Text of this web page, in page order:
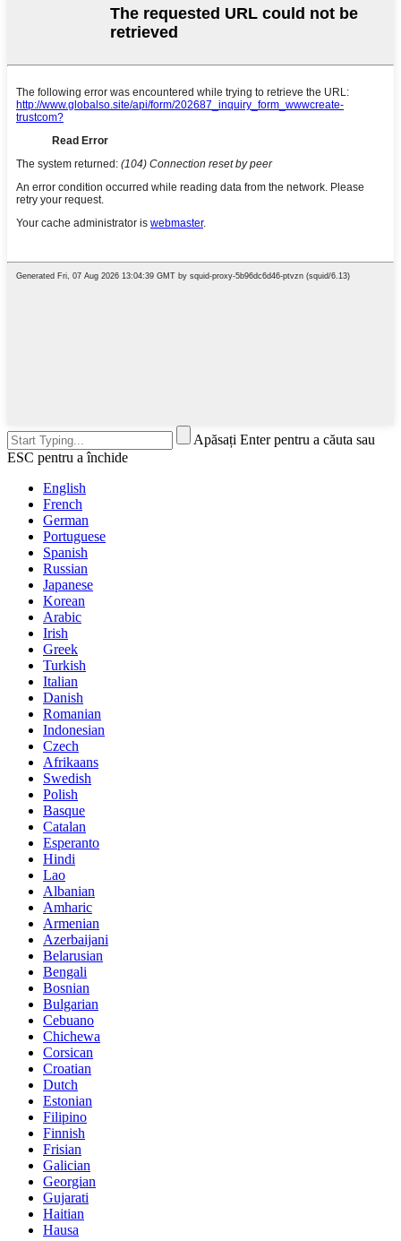
Apăsați Enter pentru a căuta sau
ESC pentru a închide
English
French
German
Portuguese
Spanish
Russian
Japanese
Korean
Arabic
Irish
Greek
Turkish
Italian
Danish
Romanian
Indonesian
Czech
Afrikaans
Swedish
Polish
Basque
Catalan
Esperanto
Hindi
Lao
Albanian
Amharic
Armenian
Azerbaijani
Belarusian
Bengali
Bosnian
Bulgarian
Cebuano
Chichewa
Corsican
Croatian
Dutch
Estonian
Filipino
Finnish
Frisian
Galician
Georgian
Gujarati
Haitian
Hausa